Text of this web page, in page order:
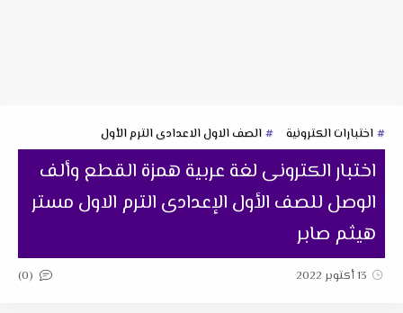
اختبارات الكترونية الصف الاول الاعدادى الترم الأول
اختبار الكترونى لغة عربية همزة القطع وألف
الوصل للصف الأول الإعدادى الترم الاول مستر
هيثم صابر
13 أكتوبر 2022 (0)